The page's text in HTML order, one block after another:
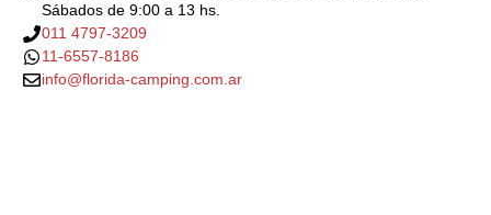
Sábados de 9:00 a 13 hs.
011 4797-3209
11-6557-8186
info@florida-camping.com.ar